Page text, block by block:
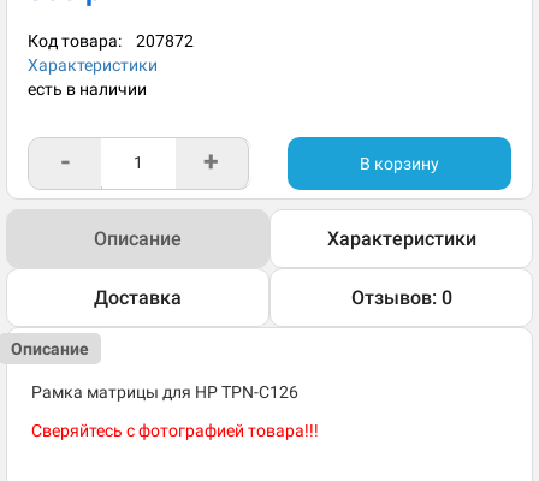
Код товара: 207872
Характеристики
есть в наличии
- + В корзину
Описание Характеристики
Доставка Отзывов: 0
Описание
Рамка матрицы для HP TPN-C126
Сверяйтесь с фотографией товара!!!